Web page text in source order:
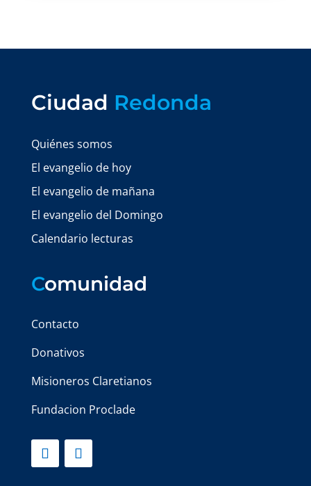
Ciudad Redonda
Quiénes somos
El evangelio de hoy
El evangelio de mañana
El evangelio del Domingo
Calendario lecturas
Comunidad
Contacto
Donativos
Misioneros Claretianos
Fundacion Proclade